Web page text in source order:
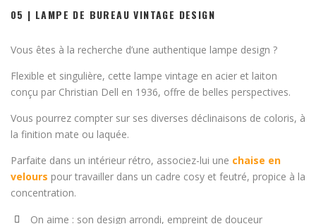
05 | LAMPE DE BUREAU VINTAGE DESIGN
Vous êtes à la recherche d’une authentique lampe design ?
Flexible et singulière, cette lampe vintage en acier et laiton
conçu par Christian Dell en 1936, offre de belles perspectives.
Vous pourrez compter sur ses diverses déclinaisons de coloris, à
la finition mate ou laquée.
Parfaite dans un intérieur rétro, associez-lui une chaise en
velours pour travailler dans un cadre cosy et feutré, propice à la
concentration.
On aime : son design arrondi, empreint de douceur